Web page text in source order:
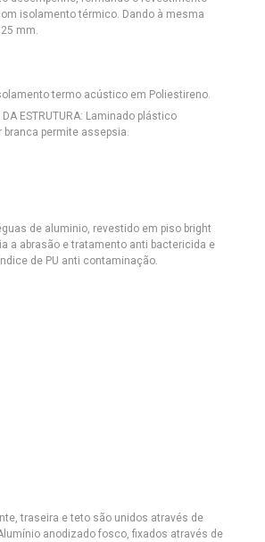
isolamento térmico. Dando à mesma
mm.
termo acústico em Poliestireno.
ESTRUTURA: Laminado plástico
branca permite assepsia.
de aluminio, revestido em piso bright
a abrasão e tratamento anti bactericida e
de PU anti contaminação.
traseira e teto são unidos através de
anodizado fosco, fixados através de